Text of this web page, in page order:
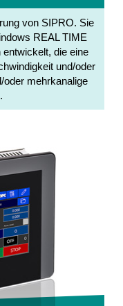
von SIPRO. Sie
REAL TIME
die eine
und/oder
oder mehrkanalige